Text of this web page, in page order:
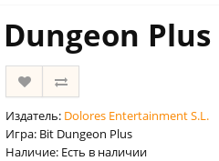
Plus
Издатель: Dolores Entertainment S.L.
Игра: Bit Dungeon Plus
Наличие: Есть в наличии